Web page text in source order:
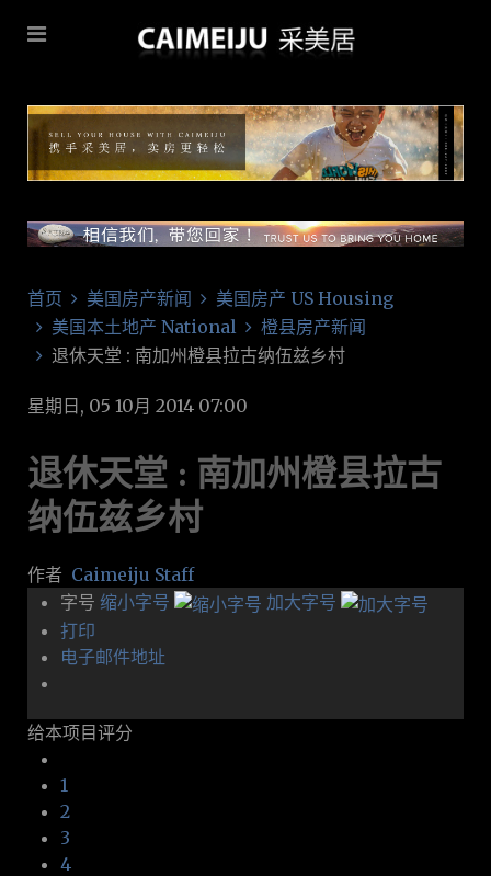
首页 美国房产新闻
美国房产 US Housing
美国本土地产 National
橙县房产新闻
退休天堂 : 南加州橙县拉古纳伍兹乡村
星期日, 05 10月 2014 07:00
退休天堂 : 南加州橙县拉古
纳伍兹乡村
作者 Caimeiju Staff
字号 缩小字号
加大字号
打印
电子邮件地址
给本项目评分
1
2
3
4